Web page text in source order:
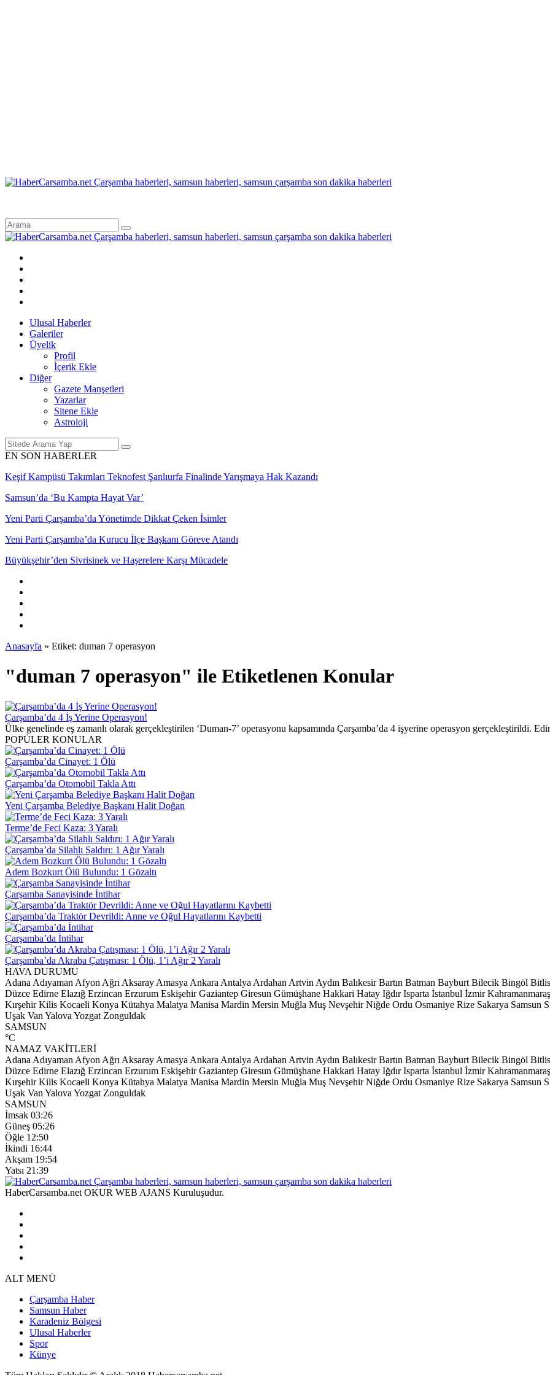
Ulusal Haberler
Galeriler
Üyelik
Profil
İçerik Ekle
Diğer
Gazete Manşetleri
Yazarlar
Sitene Ekle
Astroloji
EN SON HABERLER
Keşif Kampüsü Takımları Teknofest Şanlıurfa Finalinde Yarışmaya Hak Kazandı
Samsun’da ‘Bu Kampta Hayat Var’
Yeni Parti Çarşamba’da Yönetimde Dikkat Çeken İsimler
Yeni Parti Çarşamba’da Kurucu İlçe Başkanı Göreve Atandı
Büyükşehir’den Sivrisinek ve Haşerelere Karşı Mücadele
Anasayfa » Etiket: duman 7 operasyon
"duman 7 operasyon" ile Etiketlenen Konular
Çarşamba’da 4 İş Yerine Operasyon!
Ülke genelinde eş zamanlı olarak gerçekleştirilen ‘Duman-7’ operasyonu kapsamında Çarşamba’da 4 işyerine operasyon gerçekleştirildi.
POPÜLER KONULAR
Çarşamba’da Cinayet: 1 Ölü
Çarşamba’da Otomobil Takla Attı
Yeni Çarşamba Belediye Başkanı Halit Doğan
Terme’de Feci Kaza: 3 Yaralı
Çarşamba’da Silahlı Saldırı: 1 Ağır Yaralı
Adem Bozkurt Ölü Bulundu: 1 Gözaltı
Çarşamba Sanayisinde İntihar
Çarşamba’da Traktör Devrildi: Anne ve Oğul Hayatlarını Kaybetti
Çarşamba’da İntihar
Çarşamba’da Akraba Çatışması: 1 Ölü, 1’i Ağır 2 Yaralı
HAVA DURUMU
Adana Adıyaman Afyon Ağrı Aksaray Amasya Ankara Antalya Ardahan Artvin Aydın Balıkesir Bartın Batman Bayburt Bilecik Bingöl Bitlis
Düzce Edirne Elazığ Erzincan Erzurum Eskişehir Gaziantep Giresun Gümüşhane Hakkari Hatay Iğdır Isparta İstanbul İzmir Kahramanmaraş
Kırşehir Kilis Kocaeli Konya Kütahya Malatya Manisa Mardin Mersin Muğla Muş Nevşehir Niğde Ordu Osmaniye Rize Sakarya Samsun
Uşak Van Yalova Yozgat Zonguldak
SAMSUN
°C
NAMAZ VAKİTLERİ
Adana Adıyaman Afyon Ağrı Aksaray Amasya Ankara Antalya Ardahan Artvin Aydın Balıkesir Bartın Batman Bayburt Bilecik Bingöl Bitlis
Düzce Edirne Elazığ Erzincan Erzurum Eskişehir Gaziantep Giresun Gümüşhane Hakkari Hatay Iğdır Isparta İstanbul İzmir Kahramanmaraş
Kırşehir Kilis Kocaeli Konya Kütahya Malatya Manisa Mardin Mersin Muğla Muş Nevşehir Niğde Ordu Osmaniye Rize Sakarya Samsun
Uşak Van Yalova Yozgat Zonguldak
SAMSUN
İmsak 03:26
Güneş 05:26
Öğle 12:50
İkindi 16:44
Akşam 19:54
Yatsı 21:39
HaberCarsamba.net OKUR WEB AJANS Kuruluşudur.
ALT MENÜ
Çarşamba Haber
Samsun Haber
Karadeniz Bölgesi
Ulusal Haberler
Spor
Künye